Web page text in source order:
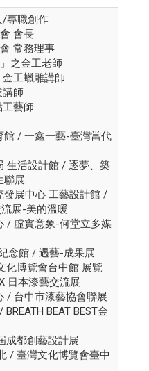
/專職創作
會長
常務理事
之金工老師
工蠟雕講師
師
藝師
館 / 一鑫一藝-臺灣當代
生活設計館 / 逐夢、築
聯展
發展中心 工藝設計館 /
展-美的溫暖
/ 虛實意象-何堂立多媒
念館 / 遇藝-成果展
化博覽會台中館 展覽
日本漆藝交流展
/ 台中市漆藝協會聯展
BEAT BEST金
成都創藝設計展
/ 臺灣文化博覽會臺中